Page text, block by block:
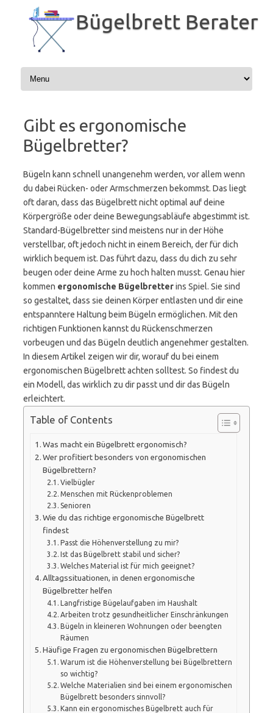
Inhalt
springen
Bügelbrett Berater
Gibt es ergonomische
Bügelbretter?
Bügeln kann schnell unangenehm werden, vor allem wenn
du dabei Rücken- oder Armschmerzen bekommst. Das liegt
oft daran, dass das Bügelbrett nicht optimal auf deine
Körpergröße oder deine Bewegungsabläufe abgestimmt ist.
Standard-Bügelbretter sind meistens nur in der Höhe
verstellbar, oft jedoch nicht in einem Bereich, der für dich
wirklich bequem ist. Das führt dazu, dass du dich zu sehr
beugen oder deine Arme zu hoch halten musst. Genau hier
kommen ergonomische Bügelbretterins Spiel. Sie sind
so gestaltet, dass sie deinen Körper entlasten und dir eine
entspanntere Haltung beim Bügeln ermöglichen. Mit den
richtigen Funktionen kannst du Rückenschmerzen
vorbeugen und das Bügeln deutlich angenehmer gestalten.
In diesem Artikel zeigen wir dir, worauf du bei einem
ergonomischen Bügelbrett achten solltest. So findest du
ein Modell, das wirklich zu dir passt und dir das Bügeln
erleichtert.
Table of Contents
Was macht ein Bügelbrett ergonomisch?
Wer profitiert besonders von ergonomischen
Bügelbrettern?
Vielbügler
Menschen mit Rückenproblemen
Senioren
Wie du das richtige ergonomische Bügelbrett
findest
Passt die Höhenverstellung zu mir?
Ist das Bügelbrett stabil und sicher?
Welches Material ist für mich geeignet?
Alltagssituationen, in denen ergonomische
Bügelbretter helfen
Langfristige Bügelaufgaben im Haushalt
Arbeiten trotz gesundheitlicher Einschränkungen
Bügeln in kleineren Wohnungen oder beengten
Räumen
Häufige Fragen zu ergonomischen Bügelbrettern
Warum ist die Höhenverstellung bei Bügelbrettern
so wichtig?
Welche Materialien sind bei einem ergonomischen
Bügelbrett besonders sinnvoll?
Kann ein ergonomisches Bügelbrett auch für